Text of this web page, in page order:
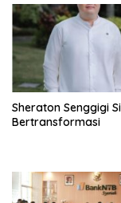
Sheraton Senggigi
Bertransformasi